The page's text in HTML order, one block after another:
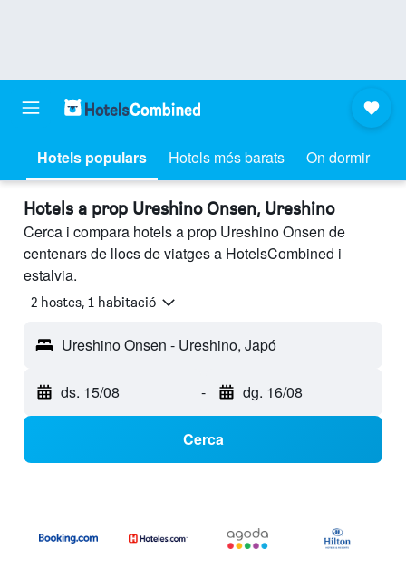
Hotels populars Hotels més barats On dormir
Hotels a prop Ureshino Onsen, Ureshino
Cerca i compara hotels a prop Ureshino Onsen de
centenars de llocs de viatges a HotelsCombined i
estalvia.
2 hostes, 1 habitació
Ureshino Onsen - Ureshino, Japó
ds. 15/08 - dg. 16/08
Cerca